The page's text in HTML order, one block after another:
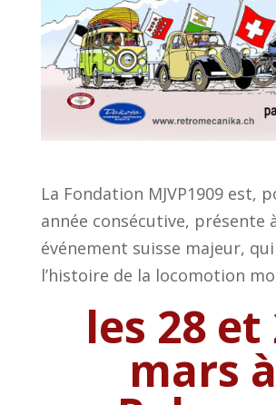
La Fondation MJVP1909 est,
année consécutive, présente
événement suisse majeur,
l’histoire de la locomotion
les 28 et
mars à